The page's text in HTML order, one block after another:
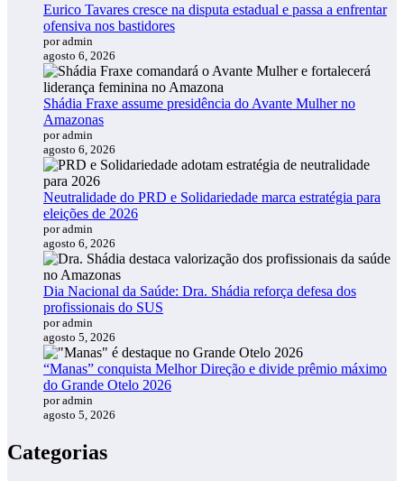
Eurico Tavares cresce na disputa estadual e passa a enfrentar
ofensiva nos bastidores
por admin
agosto 6, 2026
Shádia Fraxe assume presidência do Avante Mulher no
Amazonas
por admin
agosto 6, 2026
Neutralidade do PRD e Solidariedade marca estratégia para
eleições de 2026
por admin
agosto 6, 2026
Dia Nacional da Saúde: Dra. Shádia reforça defesa dos
profissionais do SUS
por admin
agosto 5, 2026
“Manas” conquista Melhor Direção e divide prêmio máximo
do Grande Otelo 2026
por admin
agosto 5, 2026
Categorias